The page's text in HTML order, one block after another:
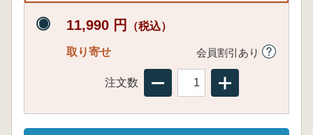
11,990 円 （税込）
取り寄せ 会員割引あり
注文数